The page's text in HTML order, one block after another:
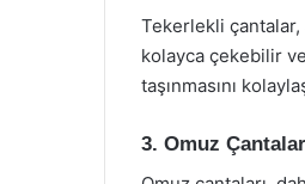
Tekerlekli çantalar,
kolayca çekebilir
taşınmasını
3. Omuz